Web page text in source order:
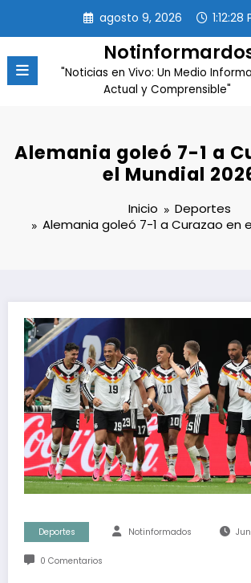
contenido
agosto 9, 2026 1:12:28
"Noticias en Vivo: Un Medio
Actual y Comprensible"
Alemania goleó 7-1 a
el Mundial
Inicio
Deportes
Alemania goleó 7-1 a Curazao en
Deportes Notinformados
0 Comentarios